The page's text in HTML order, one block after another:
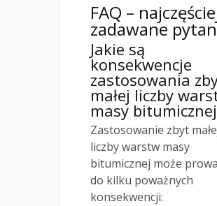
FAQ –
zadawane
Jakie są
konsekwencje
zastosowania
małej liczby
masy
Zastosowanie zbyt
liczby warstw masy
bitumicznej może
do kilku poważnych
konsekwencji: